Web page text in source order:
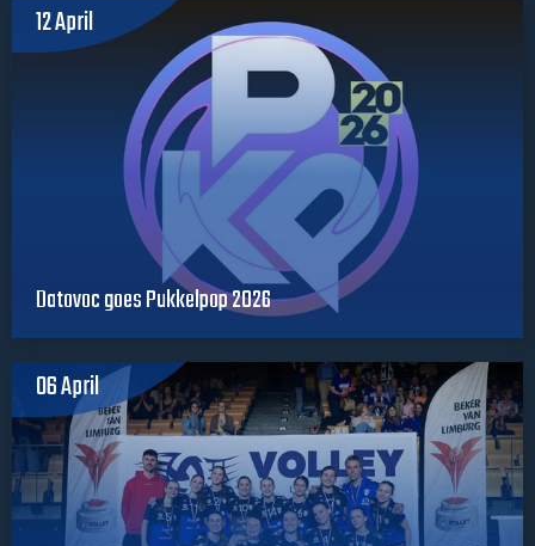
12 April
Datovoc goes Pukkelpop 2026
06 April